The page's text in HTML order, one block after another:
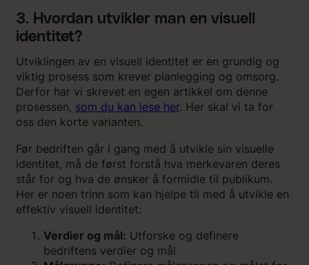
3. Hvordan utvikler man en visuell
identitet?
Utviklingen av en visuell identitet er en grundig og
viktig prosess som krever planlegging og omsorg.
Derfor har vi skrevet en egen artikkel om denne
prosessen, som du kan lese her. Her skal vi ta for
oss den korte varianten.
Før bedriften går i gang med å utvikle sin visuelle
identitet, må de først forstå hva merkevaren deres
står for og hva de ønsker å formidle til publikum.
Her er noen trinn som kan hjelpe til med å utvikle en
effektiv visuell identitet:
Verdier og mål: Utforske og definere
bedriftens verdier og mål